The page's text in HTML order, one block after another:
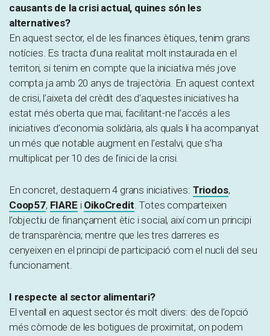
causants de la crisi actual, quines són les
alternatives?
En aquest sector, el de les finances ètiques, tenim grans
notícies. Es tracta d’una realitat molt instaurada en el
territori, si tenim en compte que la iniciativa més jove
compta ja amb 20 anys de trajectòria. En aquest context
de crisi, l’aixeta del crèdit des d’aquestes iniciatives ha
estat més oberta que mai, facilitant-ne l’accés a les
iniciatives d’economia solidària, als quals li ha acompanyat
un més que notable augment en l’estalvi, que s’ha
multiplicat per 10 des de l’inici de la crisi.
En concret, destaquem 4 grans iniciatives: Triodos,
Coop57, FIARE i OikoCredit. Totes comparteixen
l’objectiu de finançament ètic i social, així com un principi
de transparència; mentre que les tres darreres es
cenyeixen en el principi de participació com el nucli del seu
funcionament.
I respecte al sector alimentari?
El ventall en aquest sector és molt divers: des de l’opció
més còmode de les botigues de proximitat, on podem